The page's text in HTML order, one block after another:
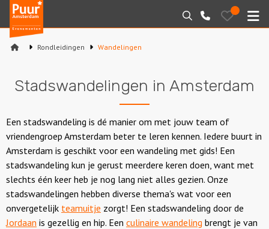
Puur*
Amsterdam
bedrijfsuitjes
Zoeken
020-
6260016
Bewaarde
uitjes
Arrangementen
Varen
Sport en spel
Workshops
Rondleidingen
Rondleidingen Wandelingen
Stadswandelingen in Amsterdam
Een stadswandeling is dé manier om met jouw team of
vriendengroep Amsterdam beter te leren kennen. Iedere buurt in
Amsterdam is geschikt voor een wandeling met gids! Een
stadswandeling kun je gerust meerdere keren doen, want met
slechts één keer heb je nog lang niet alles gezien. Onze
stadswandelingen hebben diverse thema's wat voor een
onvergetelijk teamuitje zorgt! Een stadswandeling door de
Jordaan is gezellig en hip. Een culinaire wandeling brengt je van